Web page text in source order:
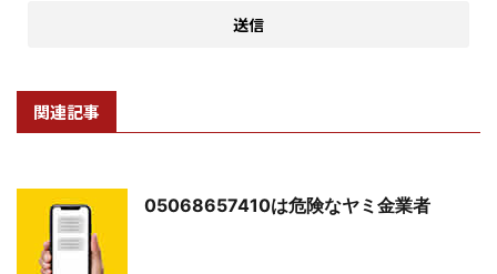
関連記事
05068657410は危険なヤミ金業者